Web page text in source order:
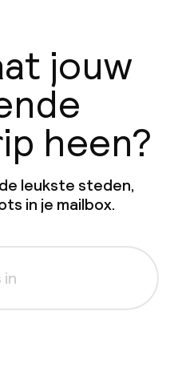
jouw
heen?
leukste steden,
in je mailbox.